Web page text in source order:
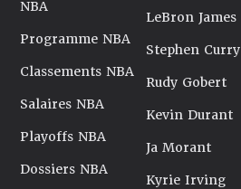
NBA
Programme NBA
Classements NBA
Salaires NBA
Playoffs NBA
Dossiers NBA
LeBron James
Stephen Curry
Rudy Gobert
Kevin Durant
Ja Morant
Kyrie Irving